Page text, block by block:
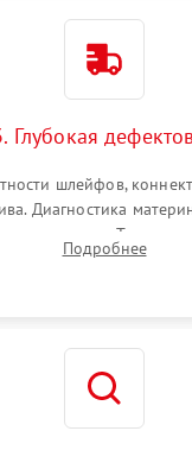
Глубокая
шлейфов,
Диагностика
блока внутрикамерной
Подробнее